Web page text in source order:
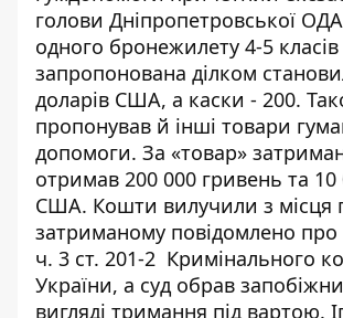
голови Дніпропетровської
одного бронежилету 4-5 класів
запропонована ділком
доларів США, а каски - 200.
пропонував й інші товари
допомоги. За «товар»
отримав 200 000 гривень та 10
США. Кошти вилучили з місця
затриманому повідомлено про
ч. 3 ст. 201-2 Кримінального
України, а суд обрав
вигляді тримання під вартою.